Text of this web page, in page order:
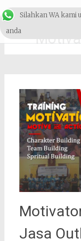
Lompat
ke
konten
Outbound &
SDM
Jasa
Silahkan WA kami
anda